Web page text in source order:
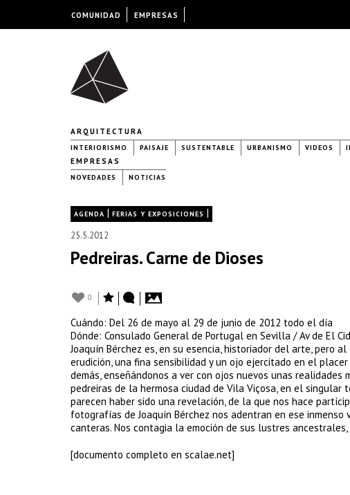
ARQUITECTURA
INTERIORISMO PAISAJE SUSTENTABLE URBANISMO VIDEOS
EMPRESAS
NOVEDADES NOTICIAS
AGENDA | FERIAS Y EXPOSICIONES |
25.5.2012
Pedreiras. Carne de Dioses
0
Cuándo: Del 26 de mayo al 29 de junio de 2012 todo el día
Dónde: Consulado General de Portugal en Sevilla / Av de El
Joaquín Bérchez es, en su esencia, historiador del arte, pero
erudición, una fina sensibilidad y un ojo ejercitado en el
demás, enseñándonos a ver con ojos nuevos unas
pedreiras de la hermosa ciudad de Vila Viçosa, en el
parecen haber sido una revelación, de la que nos hace
fotografías de Joaquín Bérchez nos adentran en ese
canteras. Nos contagia la emoción de sus lustres
[documento completo en scalae.net]
COMUNIDAD EMPRESAS